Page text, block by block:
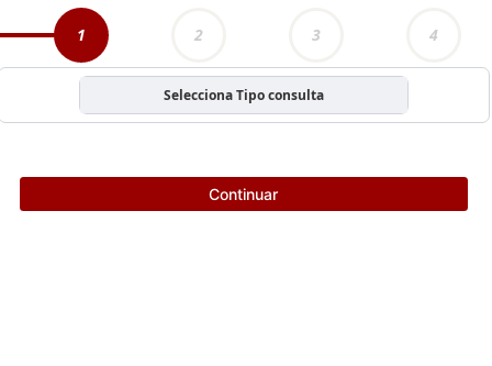
1 2 3 4
Selecciona Tipo consulta
Continuar